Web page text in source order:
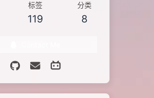
标签
119
分类
8